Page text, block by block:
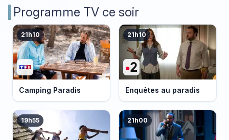
Programme TV ce soir
21h10
Camping Paradis
21h10
Enquêtes au paradis
19h55 21h00